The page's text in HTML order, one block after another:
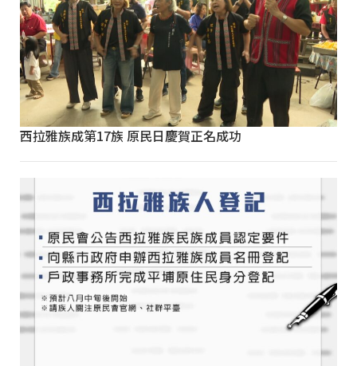
西拉雅族成第17族 原民日慶賀正名成功